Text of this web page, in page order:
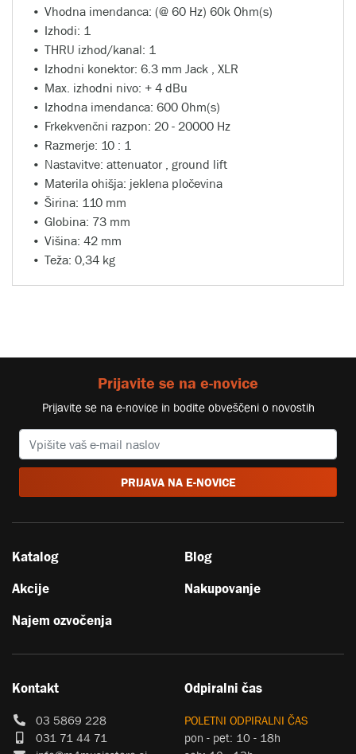
Vhodna imendanca: (@ 60 Hz) 60k Ohm(s)
Izhodi: 1
THRU izhod/kanal: 1
Izhodni konektor: 6.3 mm Jack , XLR
Max. izhodni nivo: + 4 dBu
Izhodna imendanca: 600 Ohm(s)
Frkekvenčni razpon: 20 - 20000 Hz
Razmerje: 10 : 1
Nastavitve: attenuator , ground lift
Materila ohišja: jeklena pločevina
Širina: 110 mm
Globina: 73 mm
Višina: 42 mm
Teža: 0,34 kg
Prijavite se na e-novice
Prijavite se na e-novice in bodite obveščeni o novostih
PRIJAVA NA E-NOVICE
Katalog
Akcije
Najem ozvočenja
Blog
Nakupovanje
Kontakt
03 5869 228
031 71 44 71
Odpiralni čas
POLETNI ODPIRALNI ČAS
pon - pet: 10 - 18h